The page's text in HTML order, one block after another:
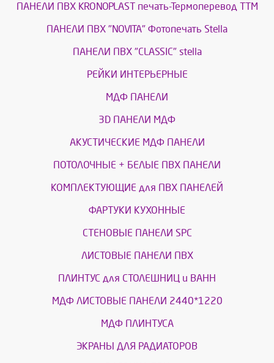
ПАНЕЛИ ПВХ KRONOPLAST печать-Термоперевод ТТМ
ПАНЕЛИ ПВХ "NOVITA" Фотопечать Stella
ПАНЕЛИ ПВХ "CLASSIC" stella
РЕЙКИ ИНТЕРЬЕРНЫЕ
МДФ ПАНЕЛИ
3D ПАНЕЛИ МДФ
АКУСТИЧЕСКИЕ МДФ ПАНЕЛИ
ПОТОЛОЧНЫЕ + БЕЛЫЕ ПВХ ПАНЕЛИ
КОМПЛЕКТУЮЩИЕ для ПВХ ПАНЕЛЕЙ
ФАРТУКИ КУХОННЫЕ
СТЕНОВЫЕ ПАНЕЛИ SPC
ЛИСТОВЫЕ ПАНЕЛИ ПВХ
ПЛИНТУС для СТОЛЕШНИЦ и ВАНН
МДФ ЛИСТОВЫЕ ПАНЕЛИ 2440*1220
МДФ ПЛИНТУСА
ЭКРАНЫ ДЛЯ РАДИАТОРОВ